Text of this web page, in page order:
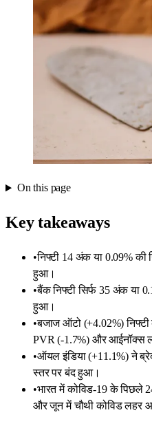
On this page
Key takeaways
•निफ्टी 14 अंक या 0.09% की
हुआ।
•बैंक निफ्टी सिर्फ 35 अंक या
हुआ।
•बजाज ऑटो (+4.02%)
PVR (-1.7%) और आईनॉक्स
•ऑयल इंडिया (+11.1%) ने
स्तर पर बंद हुआ।
•भारत में कोविड-19 के पिछले
और जून में चौथी कोविड लहर